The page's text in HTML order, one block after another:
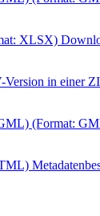
XLSX)
in einer
(Format: